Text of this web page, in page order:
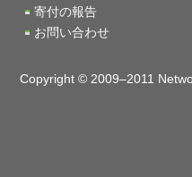
寄付の報告
お問い合わせ
Copyright © 2009–2011